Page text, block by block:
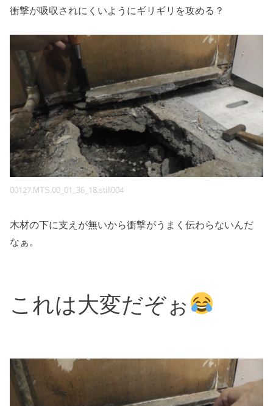
衝撃が吸収されにくいようにギリギリを攻める？
00127.MTS.00_01_36_18.still004
木材の下に支えが無いから衝撃がうまく伝わらないんだ
なぁ。
これは大変だぞぉ